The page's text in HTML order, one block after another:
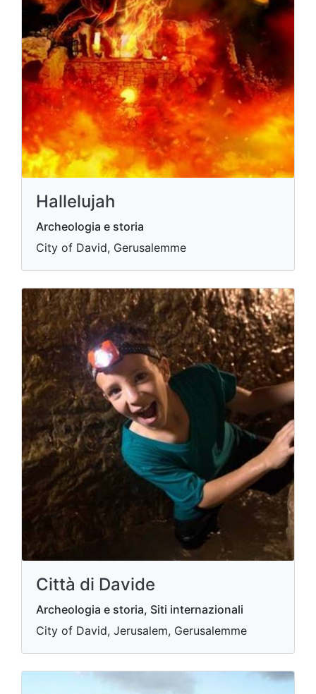
Hallelujah
Archeologia e storia
City of David, Gerusalemme
Città di Davide
Archeologia e storia, Siti internazionali
City of David, Jerusalem, Gerusalemme